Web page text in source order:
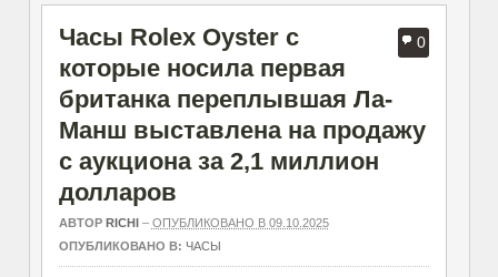
0
Часы Rolex Oyster с
которые носила первая
британка переплывшая Ла-
Манш выставлена на продажу
с аукциона за 2,1 миллион
долларов
АВТОР RICHI – ОПУБЛИКОВАНО В 09.10.2025
ОПУБЛИКОВАНО В: ЧАСЫ